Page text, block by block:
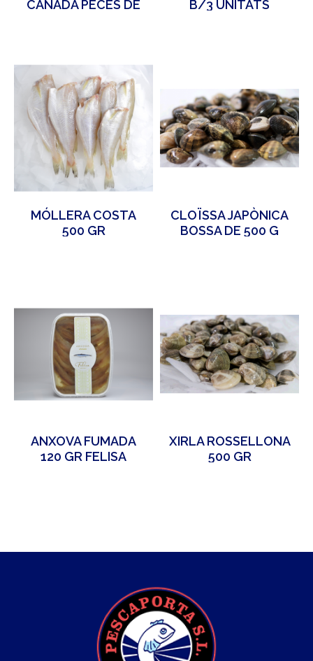
CANADÀ PECES DE
B/3 UNITATS
MÓLLERA COSTA
500 GR
CLOÏSSA JAPÒNICA
BOSSA DE 500 G
ANXOVA FUMADA
120 GR FELISA
XIRLA ROSSELLONA
500 GR